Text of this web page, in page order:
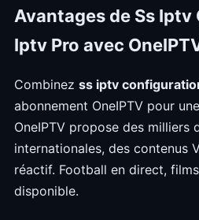
Avantages de Ss
Iptv Pro avec
Combinez ss iptv
abonnement OneIPTV pour
OneIPTV propose des milliers
internationales, des contenus
réactif. Football en direct,
disponible.